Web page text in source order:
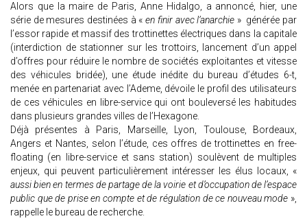
Alors que la maire de Paris, Anne Hidalgo, a annoncé, hier, une
série de mesures destinées à «en finir avec l’anarchie » générée par
l’essor rapide et massif des trottinettes électriques dans la capitale
(interdiction de stationner sur les trottoirs, lancement d’un appel
d’offres pour réduire le nombre de sociétés exploitantes et vitesse
des véhicules bridée), une étude inédite du bureau d’études 6-t,
menée en partenariat avec l’Ademe, dévoile le profil des utilisateurs
de ces véhicules en libre-service qui ont bouleversé les habitudes
dans plusieurs grandes villes de l’Hexagone.
Déjà présentes à Paris, Marseille, Lyon, Toulouse, Bordeaux,
Angers et Nantes, selon l’étude, ces offres de trottinettes en free-
floating (en libre-service et sans station) soulèvent de multiples
enjeux, qui peuvent particulièrement intéresser les élus locaux, «
aussi bien en termes de partage de la voirie et d’occupation de l’espace
public que de prise en compte et de régulation de ce nouveau mode »,
rappelle le bureau de recherche.